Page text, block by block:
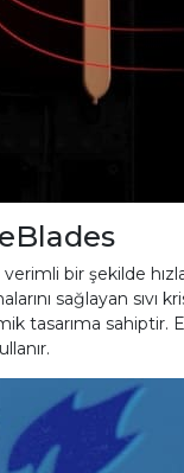
bir şekilde
sağlayan sıvı
sahiptir.